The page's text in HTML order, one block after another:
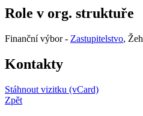
Role v org. struktuře
Finanční výbor - Zastupitelstvo,
Kontakty
Stáhnout vizitku (vCard)
Zpět